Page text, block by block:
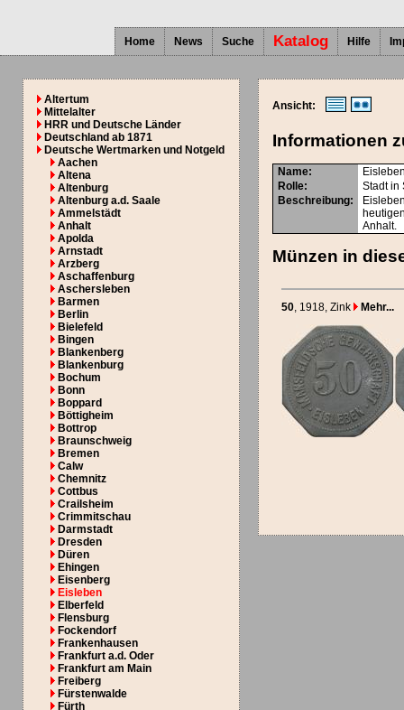
Home News Suche Katalog Hilfe
Altertum
Mittelalter
HRR und Deutsche Länder
Deutschland ab 1871
Deutsche Wertmarken und Notgeld
Aachen
Altena
Altenburg
Altenburg a.d. Saale
Ammelstädt
Anhalt
Apolda
Arnstadt
Arzberg
Aschaffenburg
Aschersleben
Barmen
Berlin
Bielefeld
Bingen
Blankenberg
Blankenburg
Bochum
Bonn
Boppard
Böttigheim
Bottrop
Braunschweig
Bremen
Calw
Chemnitz
Cottbus
Crailsheim
Crimmitschau
Darmstadt
Dresden
Düren
Ehingen
Eisenberg
Eisleben
Elberfeld
Flensburg
Fockendorf
Frankenhausen
Frankfurt a.d. Oder
Frankfurt am Main
Freiberg
Fürstenwalde
Fürth
Ansicht:
Informationen
Name:
Rolle:
Stadt in
Beschreibung:
Anhalt.
Münzen in
50, 1918, Zink Mehr...